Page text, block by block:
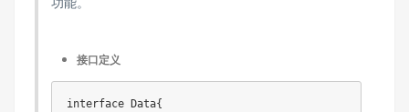
接口定义
interface Data{